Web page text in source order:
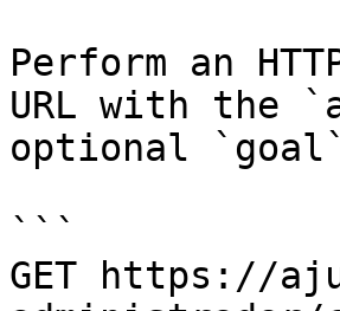
Perform an
URL with the
optional
```
GET https://